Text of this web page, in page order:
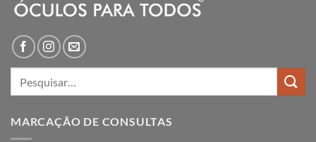
MARCAÇÃO DE CONSULTAS